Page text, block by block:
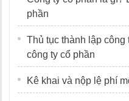
phần
Thủ tục thành lập
công ty cổ phần
Kê khai và nộp lệ phí